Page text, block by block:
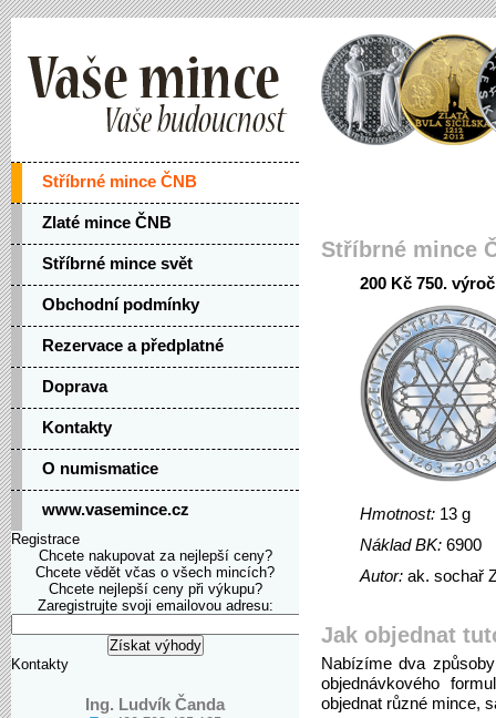
Stříbrné mince ČNB
Zlaté mince ČNB
Stříbrné mince svět
Obchodní podmínky
Rezervace a předplatné
Doprava
Kontakty
O numismatice
www.vasemince.cz
Registrace
Chcete nakupovat za nejlepší ceny?
Chcete vědět včas o všech mincích?
Chcete nejlepší ceny při výkupu?
Zaregistrujte svoji emailovou adresu:
Kontakty
Ing. Ludvík Čanda
Stříbrné mince
200 Kč 750.
Hmotnost: 13 g
Náklad BK: 6900
Autor: ak. sochař
Jak objednat
Nabízíme dva
objednávkového
objednat různé mince,